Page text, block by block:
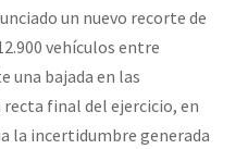
un nuevo recorte de
vehículos entre
una bajada en las
final del ejercicio, en
la incertidumbre generada